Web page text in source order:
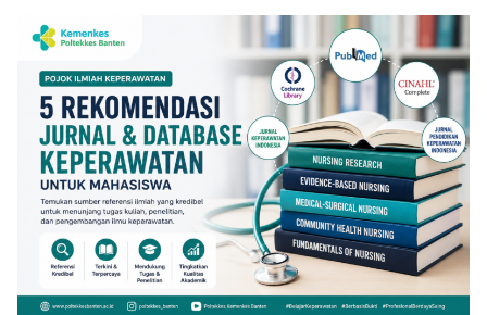
Rekomendasi
Jurnal
dan
Database
Keperawatan
untuk
Mahasiswa